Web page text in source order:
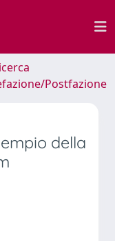
Postfazione
della